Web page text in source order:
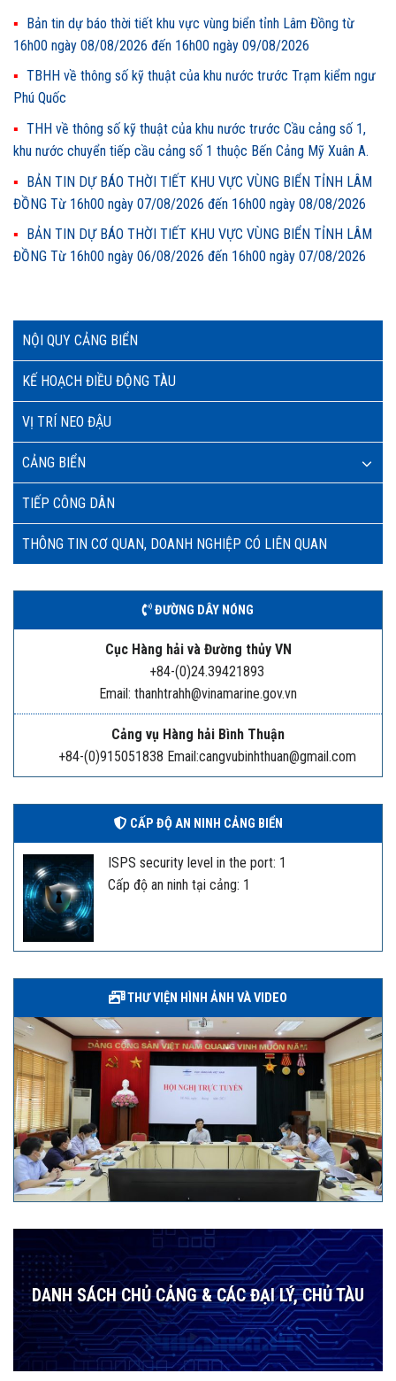
NỘI QUY CẢNG BIỂN
KẾ HOẠCH ĐIỀU ĐỘNG TÀU
VỊ TRÍ NEO ĐẬU
CẢNG BIỂN
TIẾP CÔNG DÂN
THÔNG TIN CƠ QUAN, DOANH NGHIỆP CÓ LIÊN QUAN
ĐƯỜNG DÂY NÓNG
Cục Hàng hải và Đường thủy VN
+84-(0)24.39421893
Email: thanhtrahh@vinamarine.gov.vn
Cảng vụ Hàng hải Bình Thuận
+84-(0)915051838 Email:cangvubinhthuan@gmail.com
CẤP ĐỘ AN NINH CẢNG BIỂN
ISPS security level in the port: 1
Cấp độ an ninh tại cảng: 1
THƯ VIỆN HÌNH ẢNH VÀ VIDEO
DANH SÁCH CHỦ CẢNG & CÁC ĐẠI LÝ, CHỦ TÀU
Bản tin dự báo thời tiết khu vực vùng biển tỉnh Lâm Đồng từ
16h00 ngày 08/08/2026 đến 16h00 ngày 09/08/2026
TBHH về thông số kỹ thuật của khu nước trước Trạm kiểm ngư
Phú Quốc
THH về thông số kỹ thuật của khu nước trước Cầu cảng số 1,
khu nước chuyển tiếp cầu cảng số 1 thuộc Bến Cảng Mỹ Xuân A.
BẢN TIN DỰ BÁO THỜI TIẾT KHU VỰC VÙNG BIỂN TỈNH LÂM
ĐỒNG Từ 16h00 ngày 07/08/2026 đến 16h00 ngày 08/08/2026
BẢN TIN DỰ BÁO THỜI TIẾT KHU VỰC VÙNG BIỂN TỈNH LÂM
ĐỒNG Từ 16h00 ngày 06/08/2026 đến 16h00 ngày 07/08/2026